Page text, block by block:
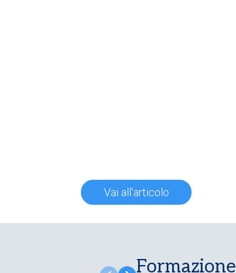
Vai all'articolo
Formazione